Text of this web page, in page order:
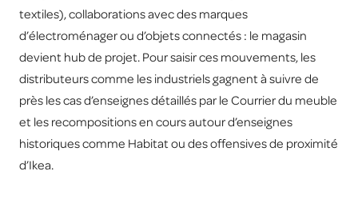
textiles), collaborations avec des marques
d’électroménager ou d’objets connectés : le magasin
devient hub de projet. Pour saisir ces mouvements, les
distributeurs comme les industriels gagnent à suivre de
près les cas d’enseignes détaillés par le Courrier du meuble
et les recompositions en cours autour d’enseignes
historiques comme Habitat ou des offensives de proximité
d’Ikea.